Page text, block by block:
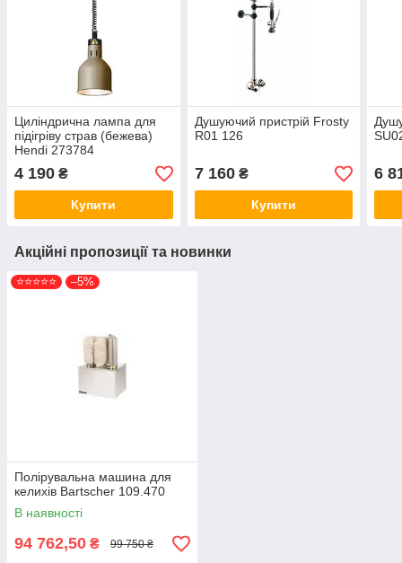
Циліндрична лампа для
підігріву страв (бежева)
Hendi 273784
4 190 ₴
Купити
Душуючий пристрій Frosty
R01 126
7 160₴
Купити
6
Акційні пропозиції та новинки
⭐⭐⭐⭐⭐ –5%
Полірувальна машина для
келихів Bartscher 109.470
В наявності
94 762,50 ₴ 99 750 ₴